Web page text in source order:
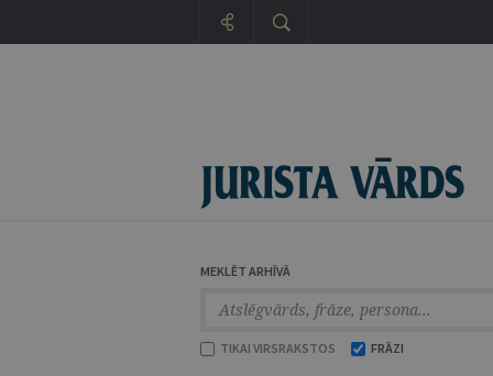
MEKLĒT ARHĪVĀ
TIKAI VIRSRAKSTOS FRĀZI